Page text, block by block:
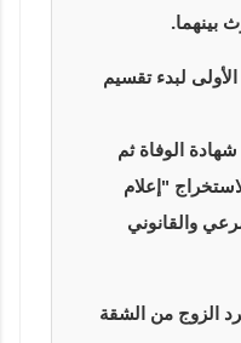
بينهما.
الأولى لبدء تقسيم
الوفاة ثم
"إعلام
والقانوني
الزوج من الشقة